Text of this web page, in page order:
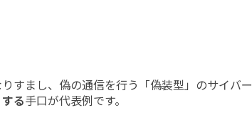
すまし、偽の通信を行う「偽装型」のサイバー
る手口が代表例です。